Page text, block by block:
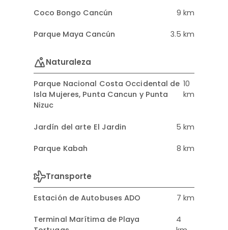
Coco Bongo Cancún 9 km
Parque Maya Cancún 3.5 km
Naturaleza
Parque Nacional Costa Occidental de
Isla Mujeres, Punta Cancun y Punta
Nizuc
10
km
Jardín del arte El Jardin 5 km
Parque Kabah 8 km
Transporte
Estación de Autobuses ADO 7 km
Terminal Marítima de Playa
4